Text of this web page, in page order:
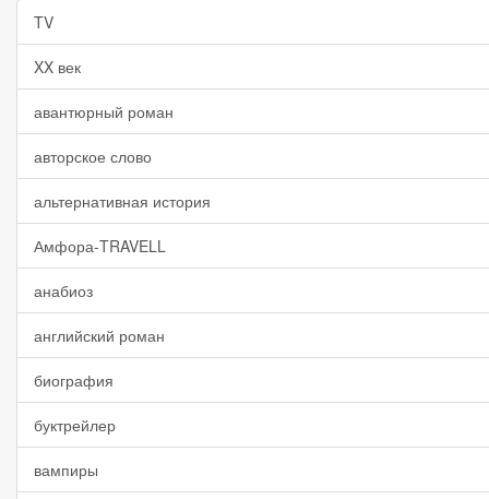
TV
XX век
авантюрный роман
авторское слово
альтернативная история
Амфора-TRAVELL
анабиоз
английский роман
биография
буктрейлер
вампиры